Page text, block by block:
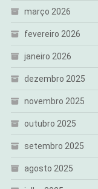
março 2026
fevereiro 2026
janeiro 2026
dezembro 2025
novembro 2025
outubro 2025
setembro 2025
agosto 2025